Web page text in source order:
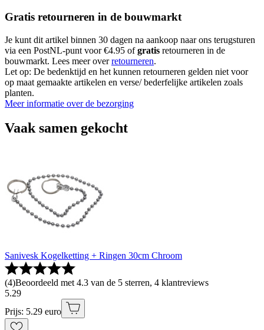
Gratis retourneren in de bouwmarkt
Je kunt dit artikel binnen 30 dagen na aankoop naar ons terugsturen
via een PostNL-punt voor €4.95 ofgratis retourneren in de
bouwmarkt. Lees meer overretourneren.
Let op: De bedenktijd en het kunnen retourneren gelden niet voor
op maat gemaakte artikelen en verse/ bederfelijke artikelen zoals
planten.
Meer informatie over de bezorging
Vaak samen gekocht
Sanivesk Kogelketting + Ringen 30cm Chroom
(4)Beoordeeld met 4.3 van de 5 sterren, 4 klantreviews
5.29
Prijs: 5.29 euro